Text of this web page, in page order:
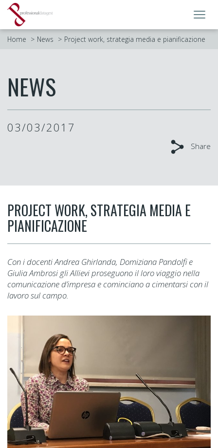
Home News Project work, strategia media e pianificazione
NEWS
03/03/2017
Share
PROJECT WORK, STRATEGIA MEDIA E
PIANIFICAZIONE
Con i docenti Andrea Ghirlanda, Domiziana Pandolfi e
Giulia Ambrosi gli Allievi proseguono il loro viaggio nella
comunicazione d’impresa e cominciano a cimentarsi con il
lavoro sul campo.